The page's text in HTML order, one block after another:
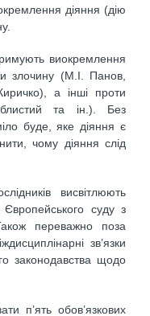
діяння (дію
виокремлення
злочину (М.І. Панов,
а інші проти
та ін.). Без
буде, яке діяння є
чому діяння слід
висвітлюють
суду з
переважно поза
зв’язки
законодавства щодо
п’ять обов’язкових